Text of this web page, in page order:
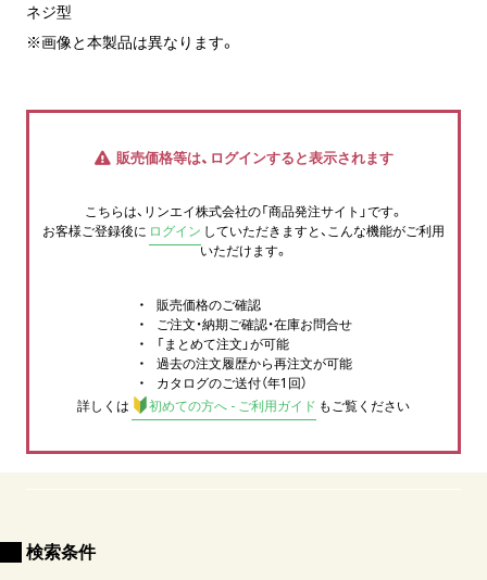
ネジ型
※画像と本製品は異なります。
販売価格等は、ログインすると表示されます
こちらは、リンエイ株式会社の「商品発注サイト」です。
お客様ご登録後に ログイン していただきますと、こんな機能がご利用
いただけます。
販売価格のご確認
ご注文・納期ご確認・在庫お問合せ
「まとめて注文」が可能
過去の注文履歴から再注文が可能
カタログのご送付（年1回）
詳しくは
初めての方へ - ご利用ガイド もご覧ください
検索条件